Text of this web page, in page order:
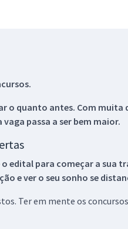
o quanto antes. Com muita
passa a ser bem maior.
o edital para começar a sua
e ver o seu sonho se
Ter em mente os